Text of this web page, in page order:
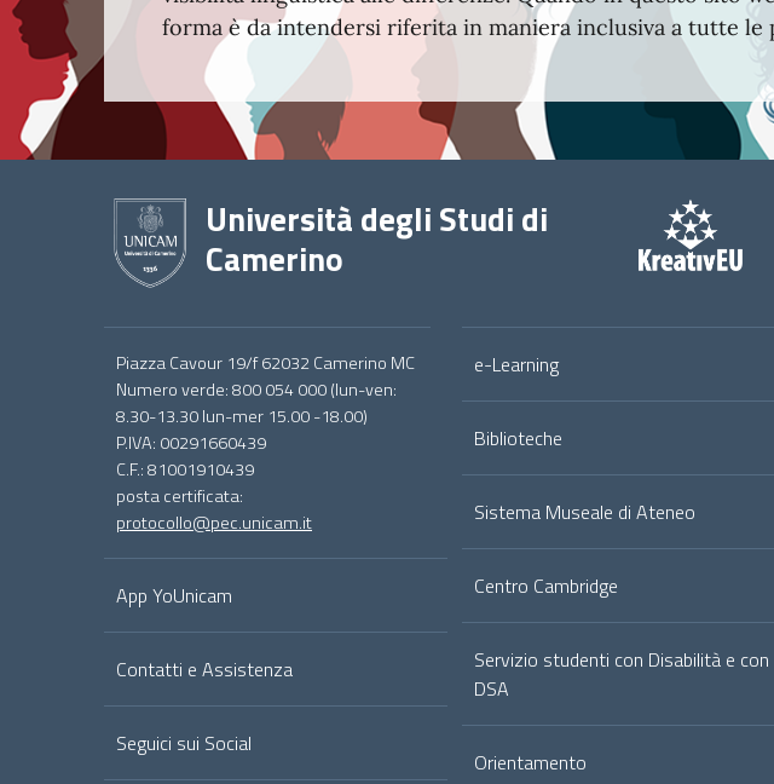
forma è da intendersi riferita in maniera inclusiva a tutte
Università degli Studi di
Camerino
Footer
menu
full
Piazza Cavour 19/f 62032 Camerino MC
Numero verde: 800 054 000 (lun-ven:
8.30-13.30 lun-mer 15.00 -18.00)
P.IVA: 00291660439
C.F.: 81001910439
posta certificata:
protocollo@pec.unicam.it
App YoUnicam
Contatti e Assistenza
Seguici sui Social
e-Learning
Biblioteche
Sistema Museale di Ateneo
Centro Cambridge
Servizio studenti con Disabilità e con
DSA
Orientamento